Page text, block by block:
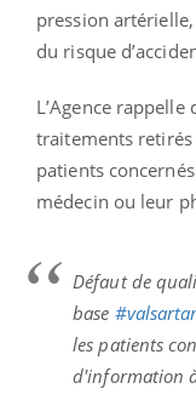
pression
du risque
L’Agence rappelle
traitements
patients
médecin ou leur
Défaut de
base
les patients
d'information